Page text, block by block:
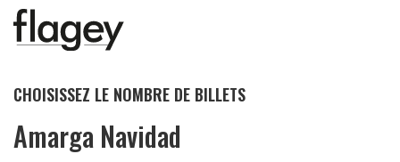
CHOISISSEZ LE NOMBRE DE BILLETS
Amarga Navidad